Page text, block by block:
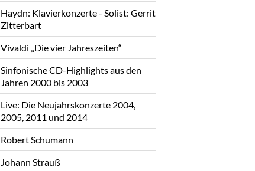
Haydn: Klavierkonzerte - Solist: Gerrit
Zitterbart
Vivaldi „Die vier Jahreszeiten“
Sinfonische CD-Highlights aus den
Jahren 2000 bis 2003
Live: Die Neujahrskonzerte 2004,
2005, 2011 und 2014
Robert Schumann
Johann Strauß